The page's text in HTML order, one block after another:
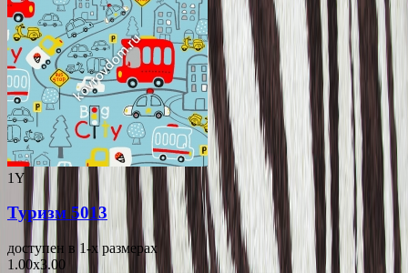
1Y
Туризм 5013
доступен в 1-x размерах
1.00x3.00